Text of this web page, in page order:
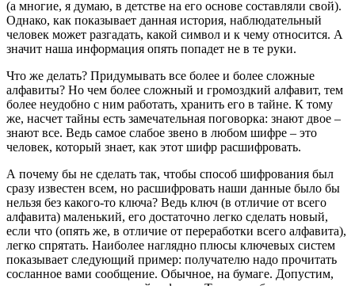
(а многие, я думаю, в детстве на его основе составляли свой).
Однако, как показывает данная история, наблюдательный
человек может разгадать, какой символ и к чему относится. А
значит наша информация опять попадет не в те руки.
Что же делать? Придумывать все более и более сложные
алфавиты? Но чем более сложный и громоздкий алфавит, тем
более неудобно с ним работать, хранить его в тайне. К тому
же, насчет тайны есть замечательная поговорка: знают двое –
знают все. Ведь самое слабое звено в любом шифре – это
человек, который знает, как этот шифр расшифровать.
А почему бы не сделать так, чтобы способ шифрования был
сразу известен всем, но расшифровать наши данные было бы
нельзя без какого-то ключа? Ведь ключ (в отличие от всего
алфавита) маленький, его достаточно легко сделать новый,
если что (опять же, в отличие от переработки всего алфавита),
легко спрятать. Наиболее наглядно плюсы ключевых систем
показывает следующий пример: получателю надо прочитать
сосланное вами сообщение. Обычное, на бумаге. Допустим,